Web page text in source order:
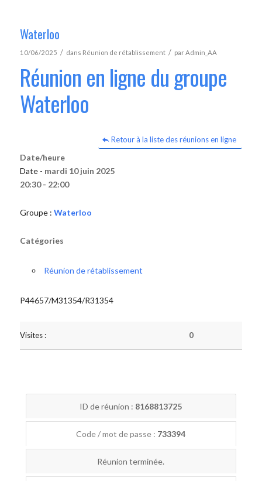
Waterloo
10/06/2025 / dans Réunion de rétablissement / parAdmin_AA
Réunion en ligne du groupe
Waterloo
Retour à la liste des réunions en ligne
Date/heure
Date - mardi 10 juin 2025
20:30 - 22:00
Groupe : Waterloo
Catégories
Réunion de rétablissement
P44657/M31354/R31354
Visites : 0
ID de réunion : 8168813725
Code / mot de passe : 733394
Réunion terminée.